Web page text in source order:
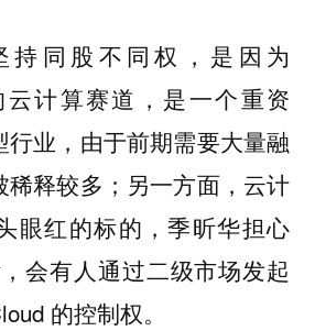
持同股不同权，是因为
云计算赛道，是一个重资
行业，由于前期需要大量融
稀释较多；另一方面，云计
眼红的标的，季昕华担心
会有人通过二级市场发起
的控制权。